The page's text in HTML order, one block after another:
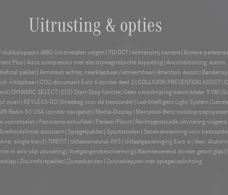
Uitrusting & opties
AMG lichtmetalen velgen|7G-DCT|Achteruitrij camera|Actieve
Plus|Airco compressor met electromagnetische koppeling|Airconditioning: autom.
pakket|Armsteun achter, neerklapbaar/uitneembaar|Attention
inklapbaar|COC-document Euro 6 zonder deel 2|COLLISION PREVENTION
SELECT|ECO Start-Stop functie|Geen omschrijving beschikbaar
GO|Kneebag voor de bestuurder|Led-Intelligent Light
Radio 50 USA (zonder navigatie)|Media-Display|Mercedes-Benz
schuifdak|Parkeer-Piloot|Rechtsgestuurde uitvoering
assistent|Spiegelpakket|Sportstoelen|Stoelverwarming voor
single-band|TIREFIT|Uitlaateindstuk RVS|Uitlaatgasreiniging Euro 6|Veer:
in anti-slip uitvoering|Voetgangersbescherming|Warmtewerend donker getint
met spiegelverlichting